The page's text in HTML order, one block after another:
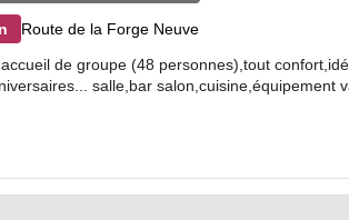
Route de la Forge Neuve
de groupe (48 personnes),tout
salle,bar salon,cuisine,équipement